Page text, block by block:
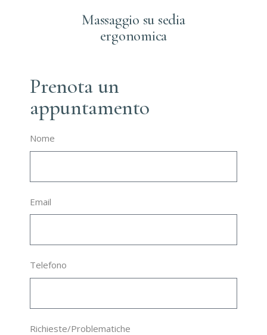
Massaggio su sedia
ergonomica
Prenota un
appuntamento
Nome
Email
Telefono
Richieste/Problematiche